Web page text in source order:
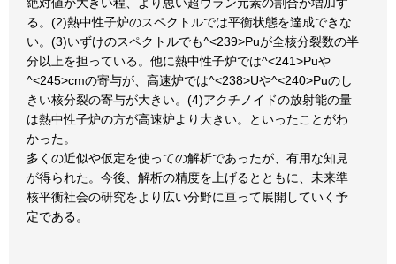
る。(2)熱中性子炉のスペクトルでは平衡状態を達成できな
い。(3)いずけのスペクトルでも^<239>Puが全核分裂数の半
分以上を担っている。他に熱中性子炉では^<241>Puや
^<245>cmの寄与が、高速炉では^<238>Uや^<240>Puのし
きい核分裂の寄与が大きい。(4)アクチノイドの放射能の量
は熱中性子炉の方が高速炉より大きい。といったことがわ
かった。
多くの近似や仮定を使っての解析であったが、有用な知見
が得られた。今後、解析の精度を上げるとともに、未来準
核平衡社会の研究をより広い分野に亘って展開していく予
定である。